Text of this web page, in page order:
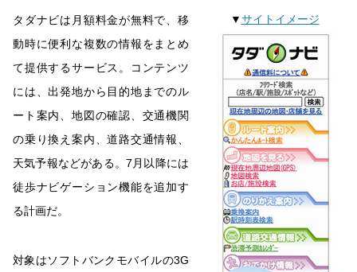
▼サイトイメージ
タダナビは月額料金が無料で、移
動時に便利な複数の情報をまとめ
て提供するサービス。コンテンツ
には、出発地から目的地までのル
ート案内、地図の確認、交通機関
の乗り換え案内、道路交通情報、
天気予報などがある。7月以降には
徒歩ナビゲーション機能を追加す
る計画だ。
対象はソフトバンクモバイルの3G